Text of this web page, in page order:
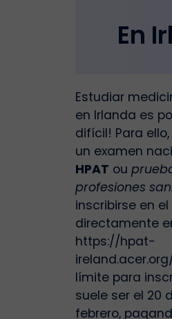
En
Estudiar
en Irlanda es
difícil! Para
un examen
HPAT ou
profesiones
inscribirse en el
directamente
https://hpat-
límite para
suele ser el 20
febrero,